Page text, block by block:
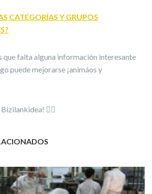
CATEGORÍAS Y GRUPOS
que falta alguna información interesante
puede mejorarse ¡animáos y
✊🏼